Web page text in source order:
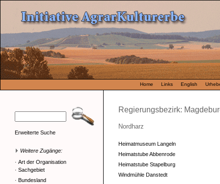
Home Links English
Erweiterte Suche
Weitere Zugänge:
· Art der Organisation
· Sachgebiet
· Bundesland
Regierungsbezirk:
Nordharz
Heimatmuseum Langeln
Heimatstube Abbenrode
Heimatstube Stapelburg
Windmühle Danstedt